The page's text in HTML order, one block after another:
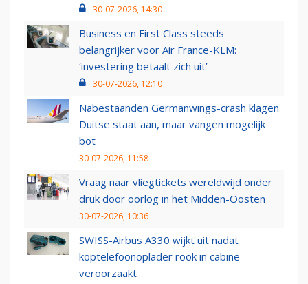
30-07-2026, 14:30
Business en First Class steeds
belangrijker voor Air France-KLM:
‘investering betaalt zich uit’
30-07-2026, 12:10
Nabestaanden Germanwings-crash klagen
Duitse staat aan, maar vangen mogelijk
bot
30-07-2026, 11:58
Vraag naar vliegtickets wereldwijd onder
druk door oorlog in het Midden-Oosten
30-07-2026, 10:36
SWISS-Airbus A330 wijkt uit nadat
koptelefoonoplader rook in cabine
veroorzaakt